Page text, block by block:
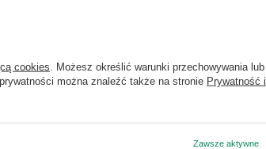
cookies . Możesz określić warunki przechowywania lub
można znaleźć także na stronie Prywatność i
Zawsze aktywne